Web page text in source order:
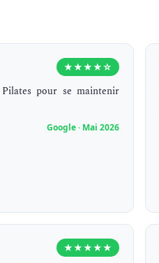
★★★★☆
pour se maintenir
Google · Mai 2026
★★★★★